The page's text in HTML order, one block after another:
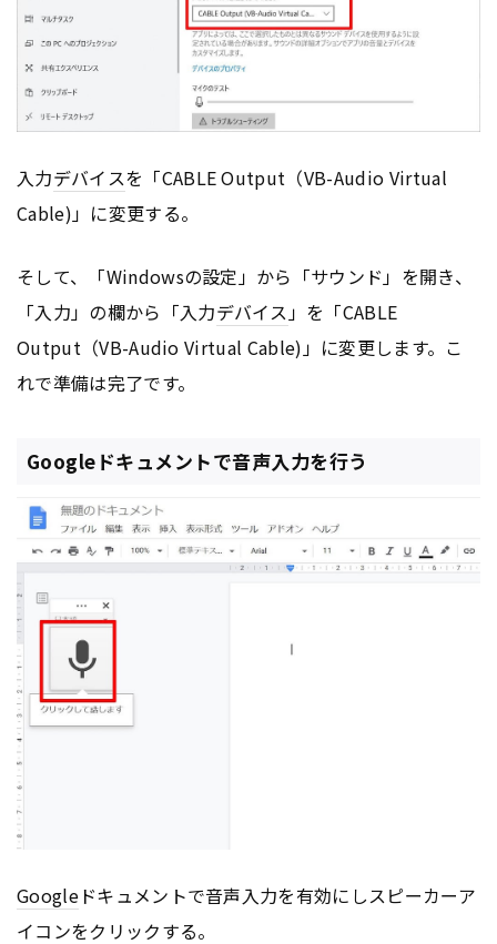
入力デバイスを「CABLE Output（VB-Audio Virtual
Cable)」に変更する。
そして、「Windowsの設定」から「サウンド」を開き、
「入力」の欄から「入力デバイス」を「CABLE
Output（VB-Audio Virtual Cable)」に変更します。こ
れで準備は完了です。
Googleドキュメントで音声入力を行う
Googleドキュメントで音声入力を有効にしスピーカーア
イコンをクリックする。